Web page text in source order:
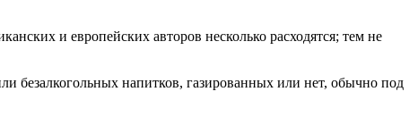
и европейских авторов несколько расходятся; тем не
безалкогольных напитков, газированных или нет, обычно под